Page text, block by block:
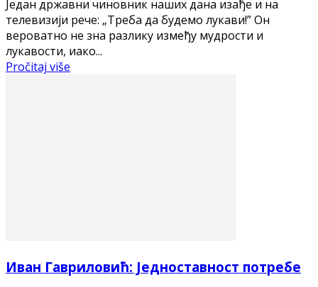
Један државни чиновник наших дана изађе и на
телевизији рече: „Треба да будемо лукави!” Он
вероватно не зна разлику између мудрости и
лукавости, иако...
Pročitaj više
Иван Гавриловић: Једноставност потребе